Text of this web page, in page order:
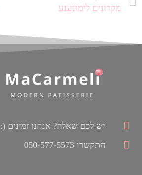
מקרונים לימונענע
יש לכם שאלה? אנחנו זמינים (:
התקשרו 050-577-5573